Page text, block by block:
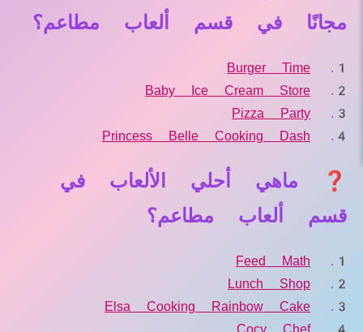
مجانًا في قسم ألعاب مطاعم؟
Burger Time
Baby Ice Cream Store
Pizza Party
Princess Belle Cooking Dash
❓ ماهي أحلي الألعاب في
قسم ألعاب مطاعم؟
Feed Math
Lunch Shop
Elsa Cooking Rainbow Cake
Cocy Chef